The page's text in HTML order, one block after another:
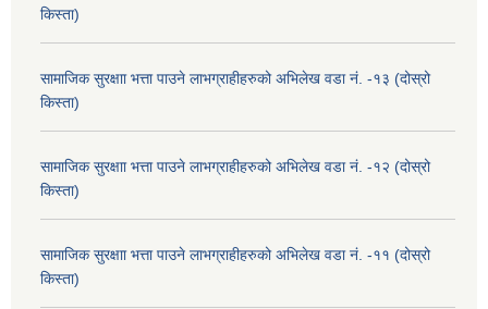
किस्ता)
सामाजिक सुरक्षाा भत्ता पाउने लाभग्राहीहरुको अभिलेख वडा नं. -१३ (दोस्रो
किस्ता)
सामाजिक सुरक्षाा भत्ता पाउने लाभग्राहीहरुको अभिलेख वडा नं. -१२ (दोस्रो
किस्ता)
सामाजिक सुरक्षाा भत्ता पाउने लाभग्राहीहरुको अभिलेख वडा नं. -११ (दोस्रो
किस्ता)